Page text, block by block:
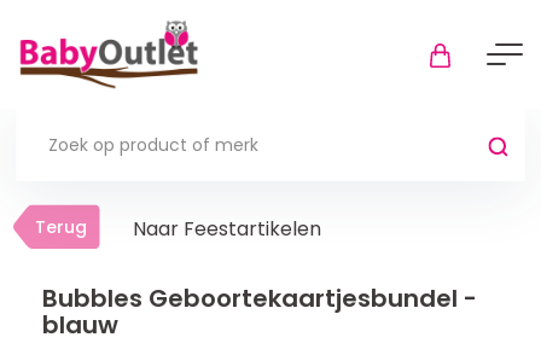
Terug
Thuis
Terug Naar Feestartikelen
Bubbles Geboortekaartjesbundel -
blauw